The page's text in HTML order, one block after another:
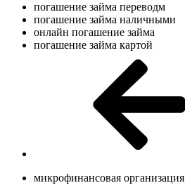
погашение займа переводм
погашение займа наличными
онлайн погашение займа
погашение займа картой
микрофинансовая организация